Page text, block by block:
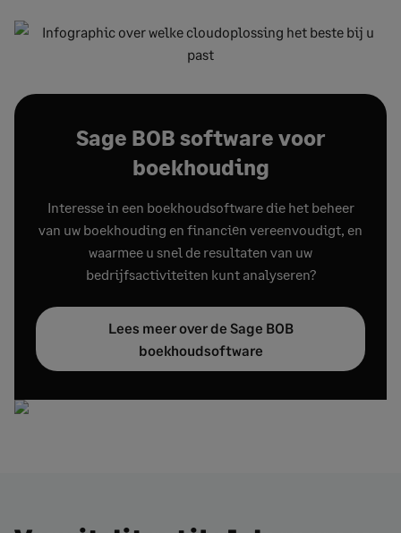
Sage BOB software voor
boekhouding
Interesse in een boekhoudsoftware die het beheer
van uw boekhouding en financiën vereenvoudigt, en
waarmee u snel de resultaten van uw
bedrijfsactiviteiten kunt analyseren?
Lees meer over de Sage BOB
boekhoudsoftware